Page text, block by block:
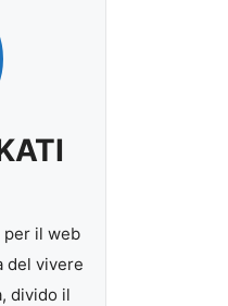
per il web
del vivere
divido il